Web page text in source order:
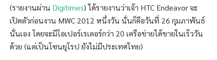
(รายงานผ่าน Digitimes) ได้รายงานว่าเจ้า HTC Endeavor จะ
เปิดตัวก่อนงาน MWC 2012 หนึ่งวัน นั่นก็คือวันที่ 26 กุมภาพันธ์
นั่นเอง โดยจะมีโอเปอร์เรเตอร์กว่า 20 เครือข่ายได้ขายในเร็ววัน
ด้วย (แต่เป็นโซนยุโรป ยังไม่มีประเทศไทย)